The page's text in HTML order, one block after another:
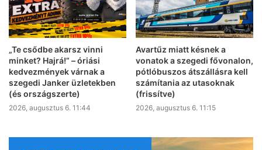
„Te csődbe akarsz vinni
minket? Hajrá!” – óriási
kedvezmények várnak a
szegedi Janker üzletekben
(és országszerte)
2026, augusztus 6. 11:44
Avartűz miatt késnek a
vonatok a szegedi fővonalon,
pótlóbuszos átszállásra kell
számítania az utasoknak
(frissítve)
2026, augusztus 6. 11:15